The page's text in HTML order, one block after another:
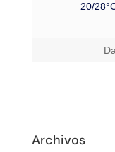
20/
Archivos